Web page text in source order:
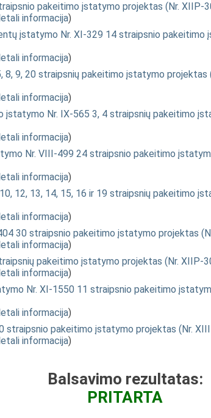
pakeitimo įstatymo projektas (Nr. XIIP-
informacija)
įstatymo Nr. XI-329 14 straipsnio
informacija)
8, 9, 20 straipsnių pakeitimo įstatymo projektas
informacija)
įstatymo Nr. IX-565 3, 4 straipsnių pakeitimo
informacija)
Nr. VIII-499 24 straipsnio pakeitimo
informacija)
12, 13, 14, 15, 16 ir 19 straipsnių pakeitimo
informacija)
30 straipsnio pakeitimo įstatymo projektas
informacija)
pakeitimo įstatymo projektas (Nr. XIIP-
informacija)
Nr. XI-1550 11 straipsnio pakeitimo
informacija)
straipsnio pakeitimo įstatymo projektas (Nr.
informacija)
Balsavimo rezultatas:
PRITARTA